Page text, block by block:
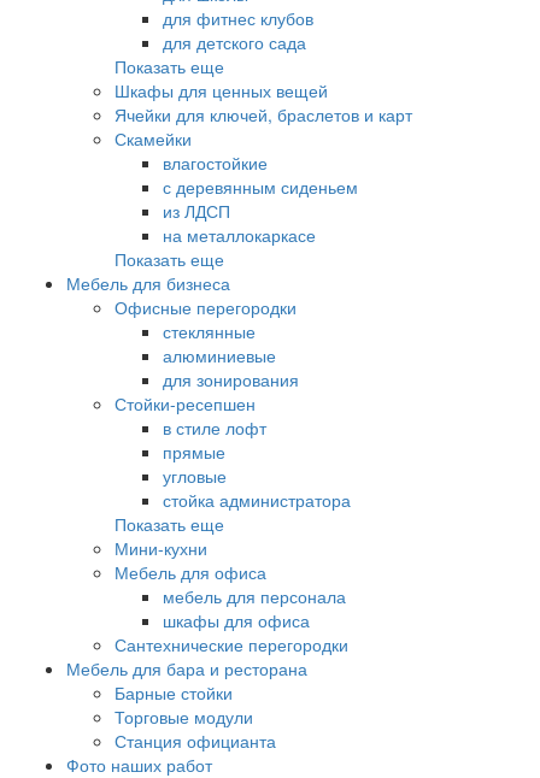
для фитнес клубов
для детского сада
Показать еще
Шкафы для ценных вещей
Ячейки для ключей, браслетов и карт
Скамейки
влагостойкие
с деревянным сиденьем
из ЛДСП
на металлокаркасе
Показать еще
Мебель для бизнеса
Офисные перегородки
стеклянные
алюминиевые
для зонирования
Стойки-ресепшен
в стиле лофт
прямые
угловые
стойка администратора
Показать еще
Мини-кухни
Мебель для офиса
мебель для персонала
шкафы для офиса
Сантехнические перегородки
Мебель для бара и ресторана
Барные стойки
Торговые модули
Станция официанта
Фото наших работ